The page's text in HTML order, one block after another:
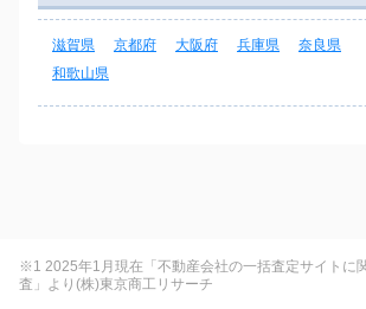
滋賀県 京都府 大阪府 兵庫県
奈良県
和歌山県
※1 2025年1月現在「不動産会社の一括査定サイトに
査」より(株)東京商工リサーチ